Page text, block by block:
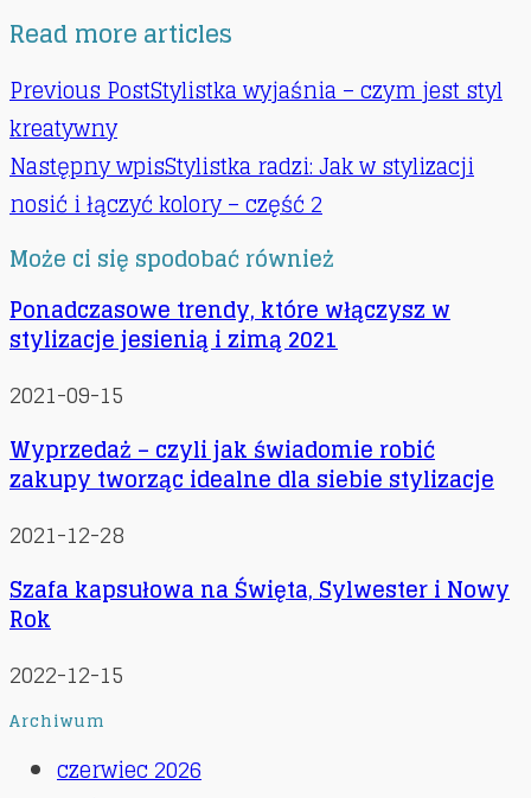
Read more articles
Previous PostStylistka wyjaśnia – czym jest styl
kreatywny
Następny wpisStylistka radzi: Jak w stylizacji
nosić i łączyć kolory – część 2
Może ci się spodobać również
Ponadczasowe trendy, które włączysz w
stylizacje jesienią i zimą 2021
2021-09-15
Wyprzedaż – czyli jak świadomie robić
zakupy tworząc idealne dla siebie stylizacje
2021-12-28
Szafa kapsułowa na Święta, Sylwester i Nowy
Rok
2022-12-15
Archiwum
czerwiec 2026